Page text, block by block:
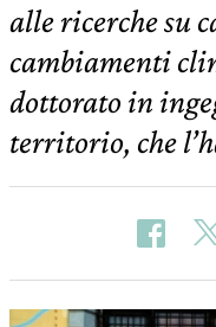
alle ricerche su
cambiamenti
dottorato in
territorio, che